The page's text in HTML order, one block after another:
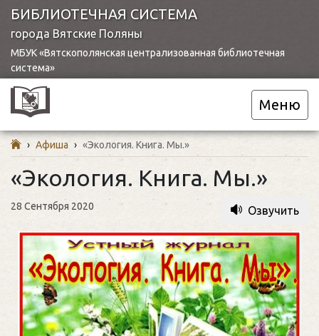
БИБЛИОТЕЧНАЯ СИСТЕМА
города Вятские Поляны
МБУК «Вятскополянская централизованная библиотечная
система»
Меню
› Афиша › «Экология. Книга. Мы.»
«Экология. Книга. Мы.»
28 Сентября 2020 Озвучить